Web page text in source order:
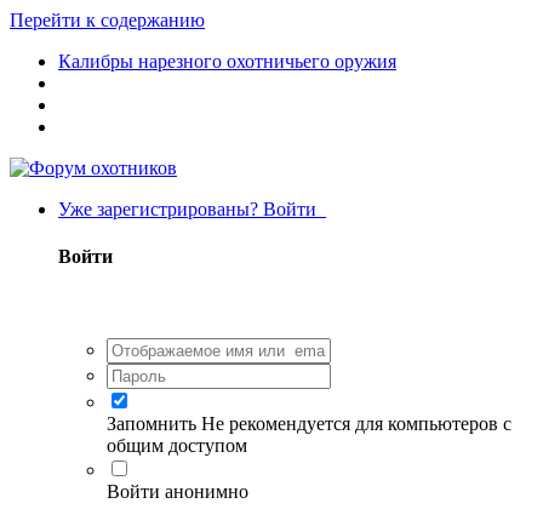
Перейти к содержанию
Калибры нарезного охотничьего оружия
Уже зарегистрированы? Войти
Войти
Запомнить Не рекомендуется для компьютеров с
общим доступом
Войти анонимно